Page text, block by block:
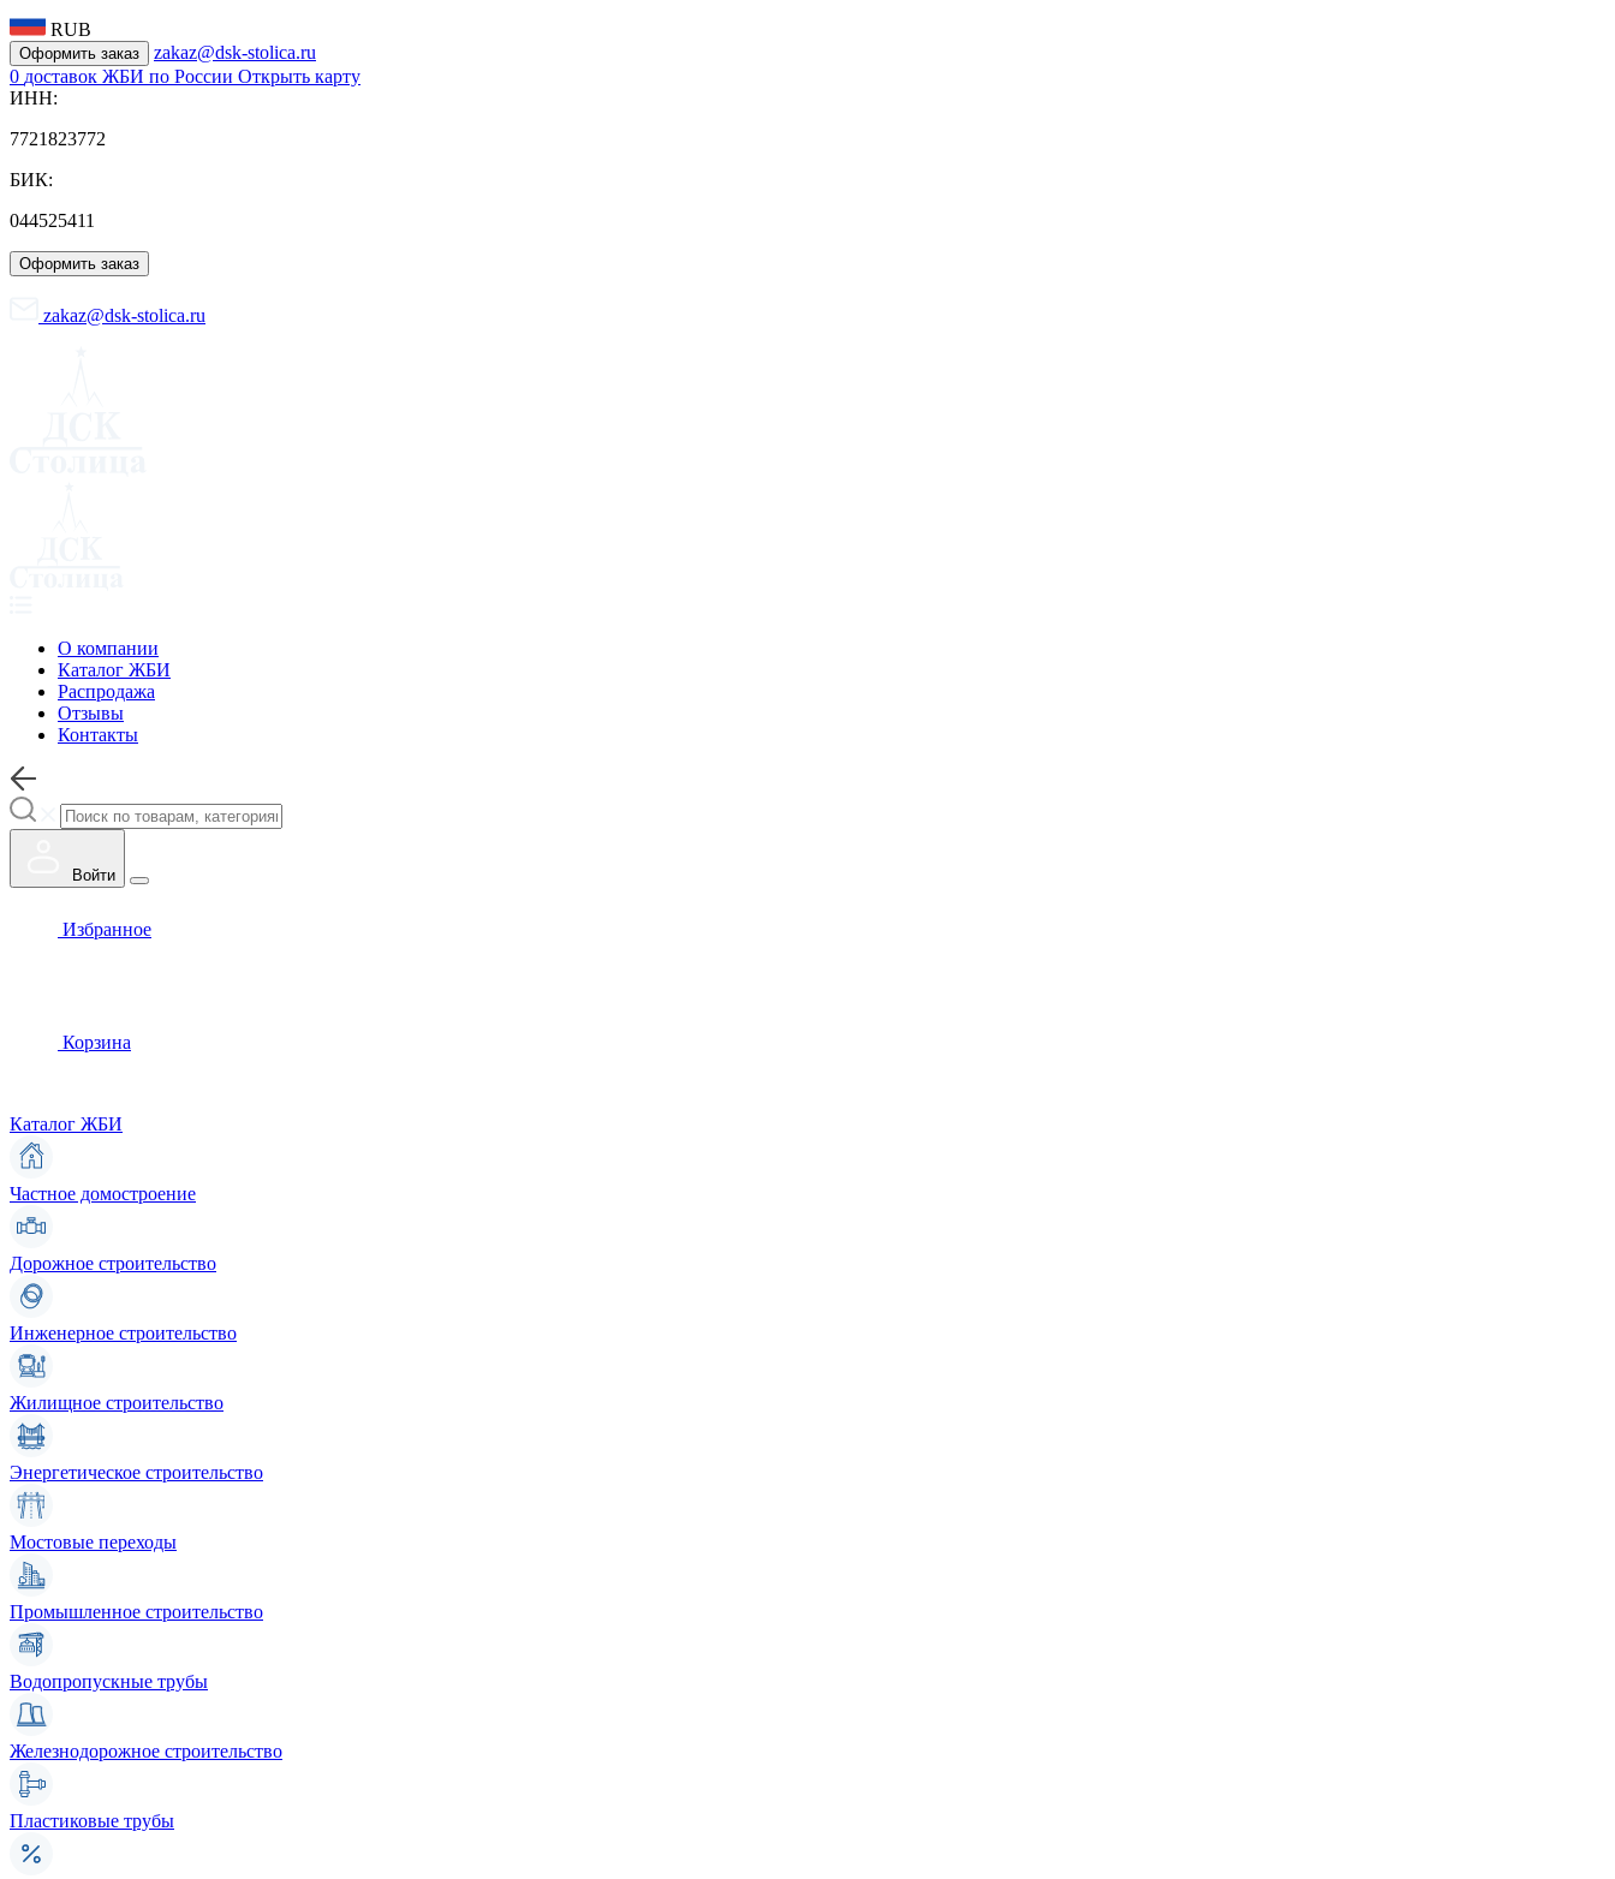
RUB
Оформить заказ
zakaz@dsk-stolica.ru
0 доставок ЖБИ по России Открыть карту
ИНН:
7721823772
БИК:
044525411
Оформить заказ
zakaz@dsk-stolica.ru
О компании
Каталог ЖБИ
Распродажа
Отзывы
Контакты
Войти
Избранное
Корзина
Каталог ЖБИ
Частное домостроение
Дорожное строительство
Инженерное строительство
Жилищное строительство
Энергетическое строительство
Мостовые переходы
Промышленное строительство
Водопропускные трубы
Железнодорожное строительство
Пластиковые трубы